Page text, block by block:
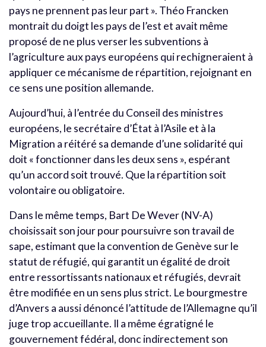
pays ne prennent pas leur part ». Théo Francken
montrait du doigt les pays de l’est et avait même
proposé de ne plus verser les subventions à
l’agriculture aux pays européens qui rechigneraient à
appliquer ce mécanisme de répartition, rejoignant en
ce sens une position allemande.
Aujourd’hui, à l’entrée du Conseil des ministres
européens, le secrétaire d’État à l’Asile et à la
Migration a réitéré sa demande d’une solidarité qui
doit « fonctionner dans les deux sens », espérant
qu’un accord soit trouvé. Que la répartition soit
volontaire ou obligatoire.
Dans le même temps, Bart De Wever (NV-A)
choisissait son jour pour poursuivre son travail de
sape, estimant que la convention de Genève sur le
statut de réfugié, qui garantit un égalité de droit
entre ressortissants nationaux et réfugiés, devrait
être modifiée en un sens plus strict. Le bourgmestre
d’Anvers a aussi dénoncé l’attitude de l’Allemagne qu’il
juge trop accueillante. Il a même égratigné le
gouvernement fédéral, donc indirectement son